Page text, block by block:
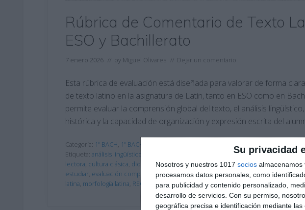
Su privacidad
Nosotros y nuestros 1017 socios almacenamos
procesamos datos personales, como
para publicidad y contenido personalizado,
desarrollo de servicios. Con su permiso,
geográfica precisa e identificación mediante
Rúbrica de Comentario de Texto
ESO y Bachillerato
7 enero 2026 // by Miguel Olivares // Dejar un comentario
Esta rúbrica de evaluación está diseñada para valorar de forma
de texto latino en la asignatura de Latín, tanto en ESO como en
permite evaluar la comprensión global del texto, el análisis
histórica y la capacidad de organización y expresión escrita del
Categoría: 1º BACH, 1º BACH Latín I ,4º ESO 4º ESO Latín
Etiqueta: análisis lingüístico comentario clásico ,comentario de
lectora, cultura clásica, didáctica del latín, Educación,educación secundaria,
estudiar, evaluación competencial,evaluación formativa,evaluación LOMLOE,latín
latina, morfología latina, RECURSOS,rúbrica latín, SECUNDARIA ,sintaxis latina,textos